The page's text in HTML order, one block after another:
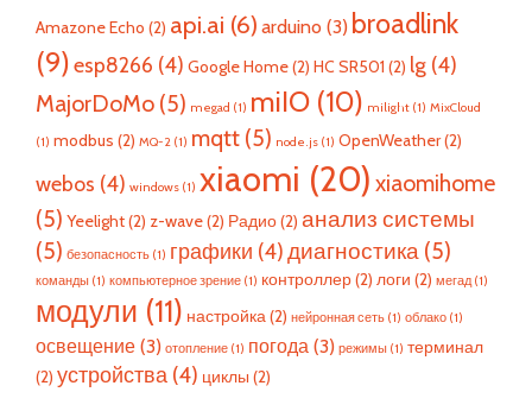
Amazone Echo (2) api.ai (6) arduino (3) broadlink
(9)esp8266 (4) Google Home(2) HC SR501 (2) lg (4)
MajorDoMo (5) megad (1) miIO (10) milight (1) MixCloud
(1) modbus (2) MQ-2 (1) mqtt (5) node.js (1) OpenWeather(2)
webos (4) windows (1) xiaomi (20) xiaomihome
(5) Yeelight(2) z-wave(2) Радио(2) анализ системы
(5) безопасность (1) графики (4)диагностика (5)
команды (1) компьютерное зрение (1) контроллер(2) логи (2) мегад(1)
модули (11) настройка (2) нейронная сеть (1) облако (1)
освещение (3) отопление (1) погода (3) режимы (1) терминал
(2) устройства (4) циклы (2)